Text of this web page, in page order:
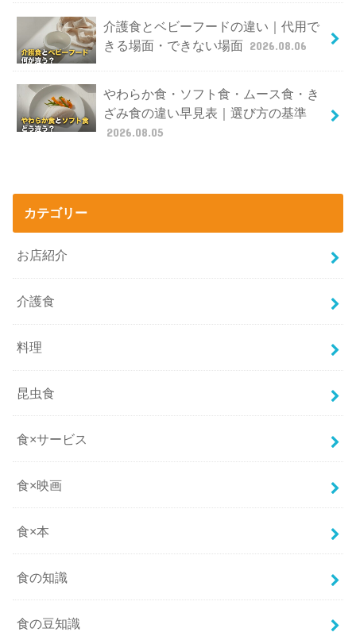
介護食とベビーフードの違い｜代用で
きる場面・できない場面 2026.08.06
やわらか食・ソフト食・ムース食・き
ざみ食の違い早見表｜選び方の基準
2026.08.05
カテゴリー
お店紹介
介護食
料理
昆虫食
食×サービス
食×映画
食×本
食の知識
食の豆知識